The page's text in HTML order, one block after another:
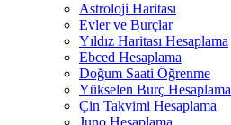
Astroloji Haritası
Evler ve Burçlar
Yıldız Haritası Hesaplama
Ebced Hesaplama
Doğum Saati Öğrenme
Yükselen Burç Hesaplama
Çin Takvimi Hesaplama
Juno Hesaplama